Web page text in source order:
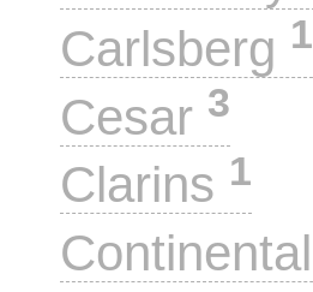
Carlsberg 1
Cesar 3
Clarins 1
Continental